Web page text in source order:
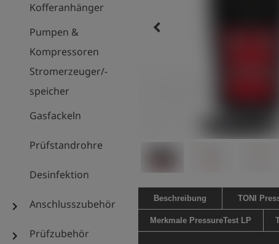
Kofferanhänger
Pumpen &
Kompressoren
Stromerzeuger/-
speicher
Gasfackeln
Prüfstandrohre
Desinfektion
chevron_right Anschlusszubehör
chevron_right Prüfzubehör
keyboard_arrow_left
Beschreibung TONI
Merkmale PressureTest LP